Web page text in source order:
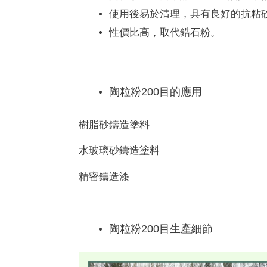
使用後易於清理，具有良好的抗粘
性價比高，取代鋯石粉。
陶粒粉200目的應用
樹脂砂鑄造塗料
水玻璃砂鑄造塗料
精密鑄造漆
陶粒粉200目生產細節